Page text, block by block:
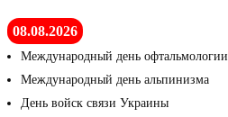
08.08.2026
Международный день офтальмологии
Международный день альпинизма
День войск связи Украины